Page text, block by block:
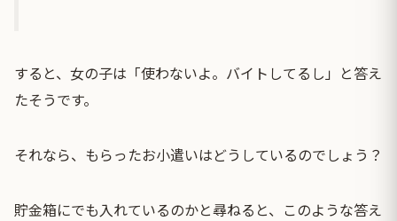
すると、女の子は「使わないよ。バイトしてるし」と答え
たそうです。
それなら、もらったお小遣いはどうしているのでしょう？
貯金箱にでも入れているのかと尋ねると、このような答え